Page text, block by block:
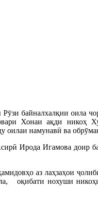
байналхалқии оила
Хонаи ақди никоҳ
оилаи намунавӣ ва
Ирода Игамова доир
аз лаҳзаҳои
оқибати нохуши